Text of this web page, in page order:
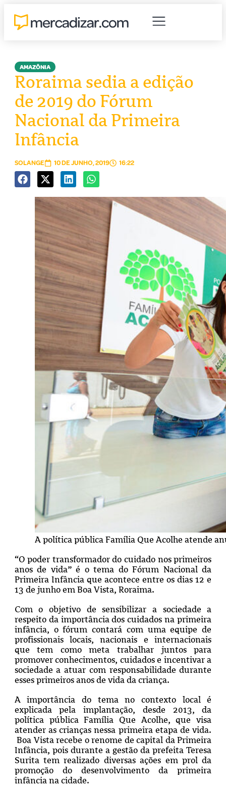
AMAZÔNIA
Roraima sedia a edição
de 2019 do Fórum
Nacional da Primeira
Infância
SOLANGE 10 DE JUNHO, 2019 16:22
A política pública Família Que Acolhe atende
“O poder transformador do cuidado nos primeiros
anos de vida” é o tema do Fórum Nacional da
Primeira Infância que acontece entre os dias 12 e
13 de junho em Boa Vista, Roraima.
Com o objetivo de sensibilizar a sociedade a
respeito da importância dos cuidados na primeira
infância, o fórum contará com uma equipe de
profissionais locais, nacionais e internacionais
que tem como meta trabalhar juntos para
promover conhecimentos, cuidados e incentivar a
sociedade a atuar com responsabilidade durante
esses primeiros anos de vida da criança.
A importância do tema no contexto local é
explicada pela implantação, desde 2013, da
política pública Família Que Acolhe, que visa
atender as crianças nessa primeira etapa de vida.
Boa Vista recebe o renome de capital da Primeira
Infância, pois durante a gestão da prefeita Teresa
Surita tem realizado diversas ações em prol da
promoção do desenvolvimento da primeira
infância na cidade.